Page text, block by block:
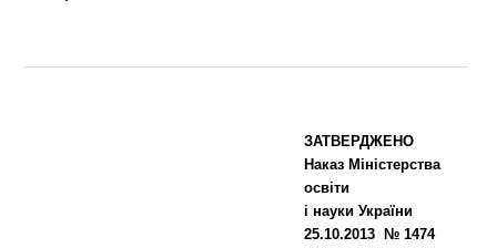
ЗАТВЕРДЖЕНО
Наказ Міністерства
освіти
і науки України
25.10.2013 № 1474